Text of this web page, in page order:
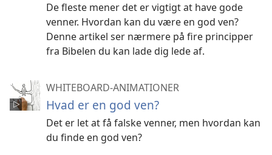
De fleste mener det er vigtigt at have gode
venner. Hvordan kan du være en god ven?
Denne artikel ser nærmere på fire principper
fra Bibelen du kan lade dig lede af.
WHITEBOARD-ANIMATIONER
Hvad er en god ven?
Det er let at få falske venner, men hvordan kan
du finde en god ven?